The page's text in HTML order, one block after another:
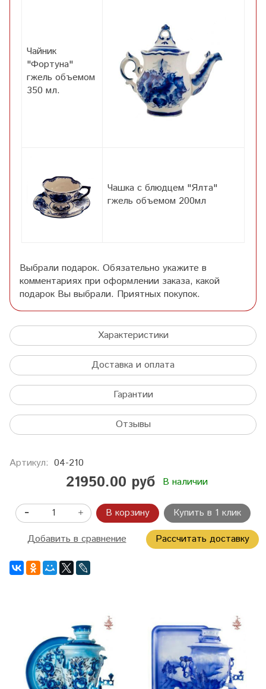
Чайник
"Фортуна"
гжель объемом
350 мл.
Чашка с блюдцем "Ялта"
гжель объемом 200мл
Выбрали подарок. Обязательно укажите в
комментариях при оформлении заказа, какой
подарок Вы выбрали. Приятных покупок.
Характеристики
Доставка и оплата
Гарантии
Отзывы
Артикул: 04-210
21950.00 руб В наличии
В корзину
Купить в 1 клик
Добавить в сравнение
Рассчитать доставку